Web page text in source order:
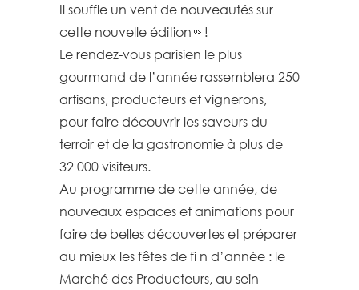
Il souffle un vent de nouveautés sur
cette nouvelle édition!
Le rendez-vous parisien le plus
gourmand de l’année rassemblera 250
artisans, producteurs et vignerons,
pour faire découvrir les saveurs du
terroir et de la gastronomie à plus de
32 000 visiteurs.
Au programme de cette année, de
nouveaux espaces et animations pour
faire de belles découvertes et préparer
au mieux les fêtes de fi n d’année : le
Marché des Producteurs, au sein